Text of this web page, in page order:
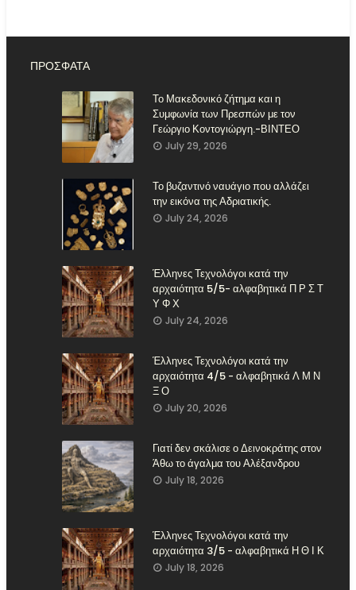
ΠΡΟΣΦΑΤΑ
Το Μακεδονικό ζήτημα και η
Συμφωνία των Πρεσπών με τον
Γεώργιο Κοντογιώργη.-ΒΙΝΤΕΟ
July 29, 2026
Το βυζαντινό ναυάγιο που αλλάζει
την εικόνα της Αδριατικής.
July 24, 2026
Έλληνες Τεχνολόγοι κατά την
αρχαιότητα 5/5- αλφαβητικά Π Ρ Σ Τ
Υ Φ Χ
July 24, 2026
Έλληνες Τεχνολόγοι κατά την
αρχαιότητα 4/5 - αλφαβητικά Λ Μ Ν
Ξ Ο
July 20, 2026
Γιατί δεν σκάλισε ο Δεινοκράτης στον
Άθω το άγαλμα του Αλέξανδρου
July 18, 2026
Έλληνες Τεχνολόγοι κατά την
αρχαιότητα 3/5 - αλφαβητικά Η Θ Ι Κ
July 18, 2026